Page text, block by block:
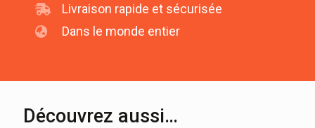
Livraison rapide et sécurisée
Dans le monde entier
Découvrez aussi…